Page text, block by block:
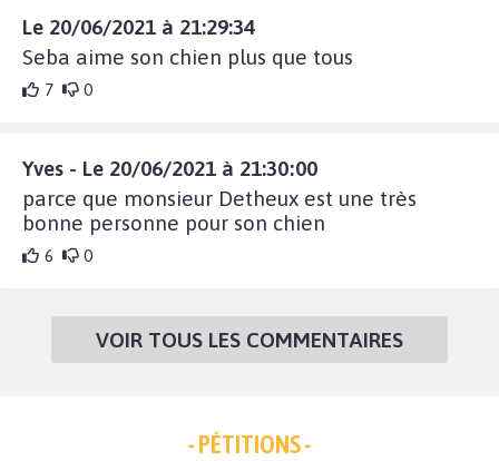
Le 20/06/2021 à 21:29:34
Seba aime son chien plus que tous
7 0
Yves - Le 20/06/2021 à 21:30:00
parce que monsieur Detheux est une très
bonne personne pour son chien
6 0
VOIR TOUS LES COMMENTAIRES
- PÉTITIONS -